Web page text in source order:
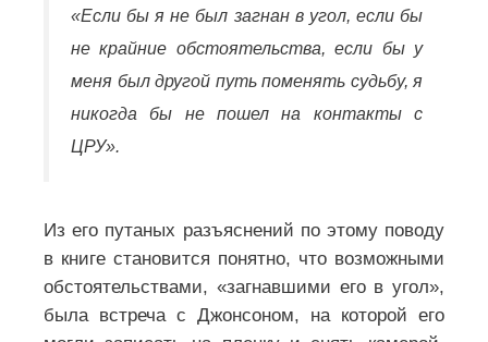
«Если бы я не был загнан в угол, если бы
не крайние обстоятельства, если бы у
меня был другой путь поменять судьбу, я
никогда бы не пошел на контакты с
ЦРУ».
Из его путаных разъяснений по этому поводу
в книге становится понятно, что возможными
обстоятельствами, «загнавшими его в угол»,
была встреча с Джонсоном, на которой его